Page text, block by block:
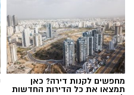
גבולות החוויה
סדרת התיאטרון תציג
מהתיאטראות המובילים
הקאמרי, בית ליסין
שוחט תמשיך עם מפגשים
מנהל האתר / 12:16 30.06.26
מחפשים לקנות דירה? כאן
תמצאו את כל הדירות החדשות